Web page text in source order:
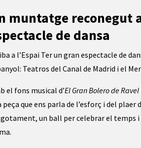
muntatge reconegut
de dansa
a l’Espai Ter un gran espectacle de
Teatros del Canal de Madrid i el
el fons musical d’El Gran Bolero de Ravel
peça que ens parla de l’esforç i del
un ball per celebrar el temps